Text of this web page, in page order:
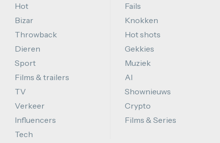
Hot
Bizar
Throwback
Dieren
Sport
Films & trailers
TV
Verkeer
Influencers
Tech
Fails
Knokken
Hot shots
Gekkies
Muziek
AI
Shownieuws
Crypto
Films & Series